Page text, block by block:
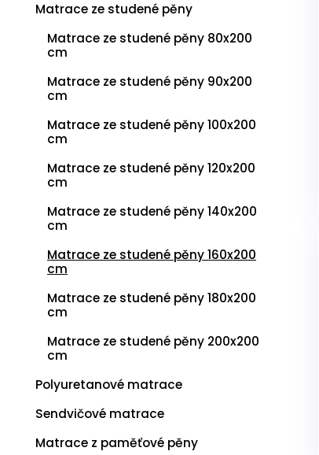
Matrace ze studené pěny
Matrace ze studené pěny 80x200
cm
Matrace ze studené pěny 90x200
cm
Matrace ze studené pěny 100x200
cm
Matrace ze studené pěny 120x200
cm
Matrace ze studené pěny 140x200
cm
Matrace ze studené pěny 160x200
cm
Matrace ze studené pěny 180x200
cm
Matrace ze studené pěny 200x200
cm
Polyuretanové matrace
Sendvičové matrace
Matrace z paměťové pěny